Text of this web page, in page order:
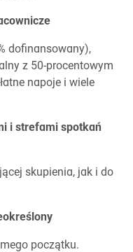
dofinansowany),
z 50-procentowym
napoje i wiele
i strefami spotkań
skupienia, jak i do
początku.